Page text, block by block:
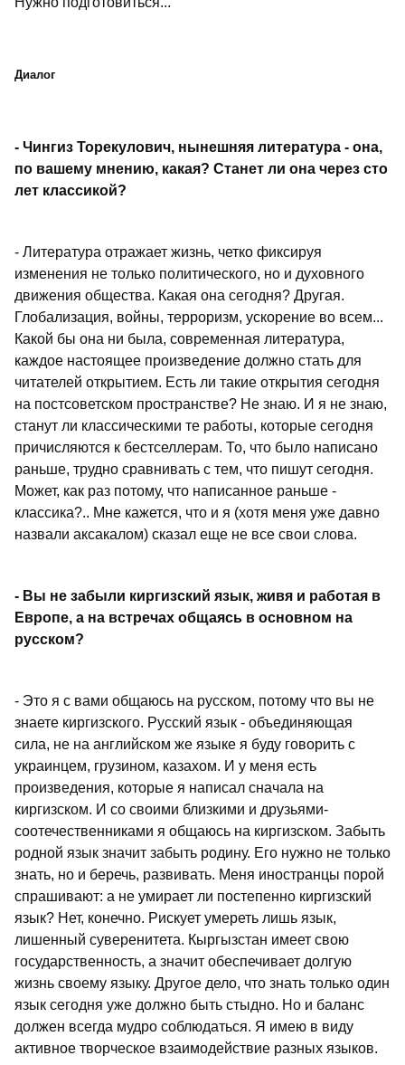
Диалог
- Чингиз Торекулович, нынешняя литература - она,
по вашему мнению, какая? Станет ли она через сто
лет классикой?
- Литература отражает жизнь, четко фиксируя
изменения не только политического, но и духовного
движения общества. Какая она сегодня? Другая.
Глобализация, войны, терроризм, ускорение во всем...
Какой бы она ни была, современная литература,
каждое настоящее произведение должно стать для
читателей открытием. Есть ли такие открытия сегодня
на постсоветском пространстве? Не знаю. И я не знаю,
станут ли классическими те работы, которые сегодня
причисляются к бестселлерам. То, что было написано
раньше, трудно сравнивать с тем, что пишут сегодня.
Может, как раз потому, что написанное раньше -
классика?.. Мне кажется, что и я (хотя меня уже давно
назвали аксакалом) сказал еще не все свои слова.
- Вы не забыли киргизский язык, живя и работая в
Европе, а на встречах общаясь в основном на
русском?
- Это я с вами общаюсь на русском, потому что вы не
знаете киргизского. Русский язык - объединяющая
сила, не на английском же языке я буду говорить с
украинцем, грузином, казахом. И у меня есть
произведения, которые я написал сначала на
киргизском. И со своими близкими и друзьями-
соотечественниками я общаюсь на киргизском. Забыть
родной язык значит забыть родину. Его нужно не только
знать, но и беречь, развивать. Меня иностранцы порой
спрашивают: а не умирает ли постепенно киргизский
язык? Нет, конечно. Рискует умереть лишь язык,
лишенный суверенитета. Кыргызстан имеет свою
государственность, а значит обеспечивает долгую
жизнь своему языку. Другое дело, что знать только один
язык сегодня уже должно быть стыдно. Но и баланс
должен всегда мудро соблюдаться. Я имею в виду
активное творческое взаимодействие разных языков.